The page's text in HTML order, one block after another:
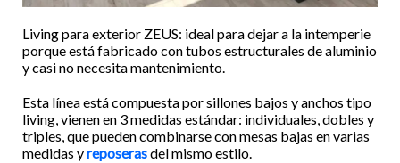
Living para exterior ZEUS: ideal para dejar a la intemperie
porque está fabricado con tubos estructurales de aluminio
y casi no necesita mantenimiento.
Esta línea está compuesta por sillones bajos y anchos tipo
living, vienen en 3 medidas estándar: individuales, dobles y
triples, que pueden combinarse con mesas bajas en varias
medidas yreposerasdel mismo estilo.